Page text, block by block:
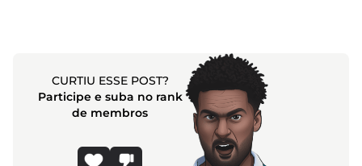
CURTIU ESSE POST?
Participe e suba no rank
de membros